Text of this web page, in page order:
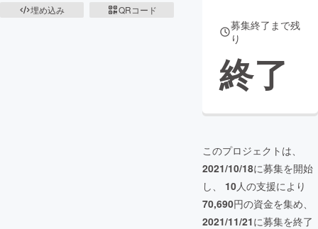
埋め込み
QRコード
募集終了まで残
り
終了
このプロジェクトは、
2021/10/18に募集を開始
し、 10人の支援により
70,690円の資金を集め、
2021/11/21に募集を終了